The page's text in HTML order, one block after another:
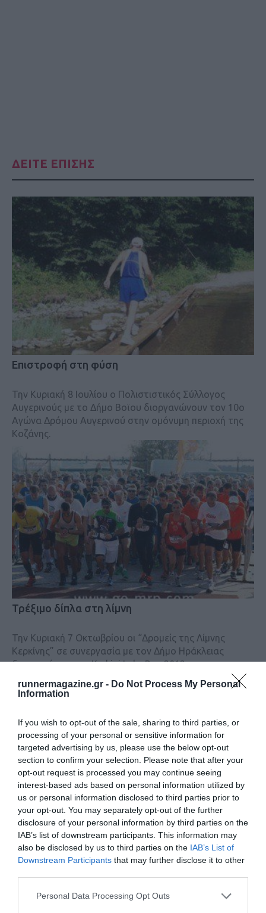
runnermagazine.gr - Do Not Process My Personal
Information
If you wish to opt-out of the sale, sharing to third parties, or
processing of your personal or sensitive information for
targeted advertising by us, please use the below opt-out
section to confirm your selection. Please note that after your
opt-out request is processed you may continue seeing
interest-based ads based on personal information utilized by
us or personal information disclosed to third parties prior to
your opt-out. You may separately opt-out of the further
disclosure of your personal information by third parties on the
IAB’s list of downstream participants. This information may
also be disclosed by us to third parties on the IAB’s List of
Downstream Participants that may further disclose it to other
Personal Data Processing Opt Outs
ΔΕΙΤΕ ΕΠΙΣΗΣ
Επιστροφή στη φύση
Την Κυριακή 8 Ιουλίου ο Πολιστιστικός Σύλλογος
Αυγερινούς με το Δήμο Βοϊου διοργανώνουν τον 10ο
Αγώνα Δρόμου Αυγερινού στην ομόνυμη περιοχή της
Κοζάνης.
Τρέξιμο δίπλα στη λίμνη
Την Κυριακή 7 Οκτωβρίου οι “Δρομείς της Λίμνης
Κερκίνης” σε συνεργασία με τον Δήμο Ηράκλειας
διοργανώνουν το Kerkini Lake Run 2012 που
Κερκίνης.
1st Energy Run powered by Garmin
17-1-2016: Την Κυριακή 17 Ιανουαρίου η Energy Races